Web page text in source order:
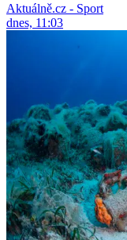
Aktuálně.cz - Sport
dnes, 11:03